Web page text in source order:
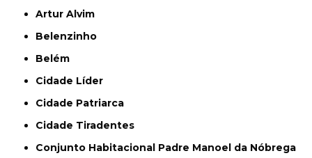
Artur Alvim
Belenzinho
Belém
Cidade Líder
Cidade Patriarca
Cidade Tiradentes
Conjunto Habitacional Padre Manoel da Nóbrega